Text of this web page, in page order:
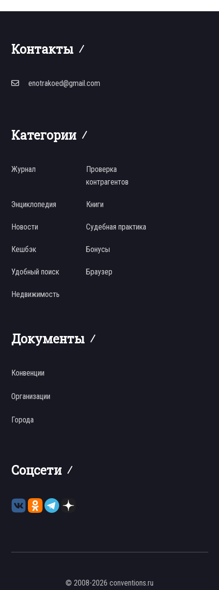
Контакты
enotrakoed@gmail.com
Категории
Журнал
Проверка
контрагентов
Энциклопедия Книги
Новости Судебная практика
Кешбэк Бонусы
Удобный поиск Браузер
Недвижимость
Документы
Конвенции
Организации
Города
Соцсети
© 2008-2026 conventions.ru